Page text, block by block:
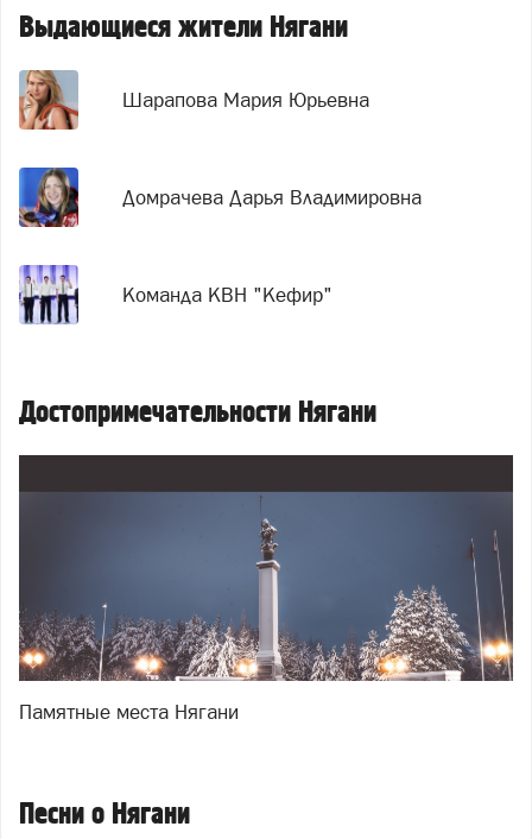
Выдающиеся жители Нягани
Шарапова Мария Юрьевна
Домрачева Дарья Владимировна
Команда КВН "Кефир"
Достопримечательности Нягани
Памятные места Нягани
Песни о Нягани